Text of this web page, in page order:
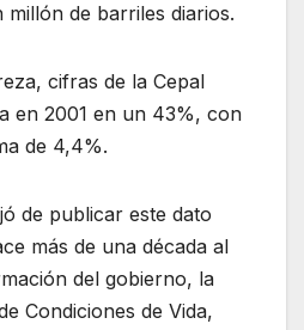
de barriles diarios.
cifras de la Cepal
en 2001 en un 43%, con
de 4,4%.
de publicar este dato
más de una década al
del gobierno, la
Condiciones de Vida,